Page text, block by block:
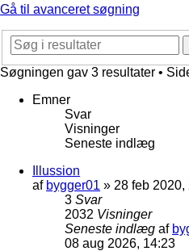
Gå til avanceret søgning
Søgningen gav 3 resultater •
Emner
Svar
Visninger
Seneste indlæg
Illussion
af bygger01 » 28 feb 2020,
3 Svar
2032 Visninger
Seneste indlæg af
08 aug 2026, 14:23